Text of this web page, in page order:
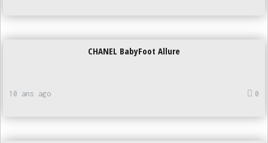
CHANEL BabyFoot Allure
0
10 ans ago